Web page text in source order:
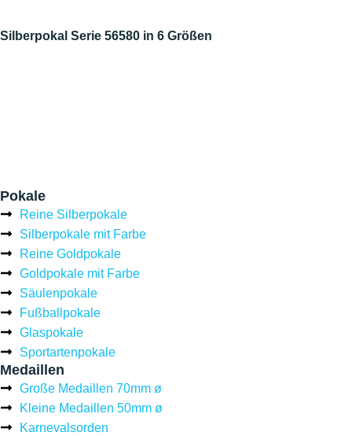
Silberpokal Serie 56580 in 6 Größen
Pokale
Reine Silberpokale
Silberpokale mit Farbe
Reine Goldpokale
Goldpokale mit Farbe
Säulenpokale
Fußballpokale
Glaspokale
Sportartenpokale
Medaillen
Große Medaillen 70mm ø
Kleine Medaillen 50mm ø
Karnevalsorden